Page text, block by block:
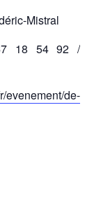
Mistral
18 54 92 /
evenement/de-